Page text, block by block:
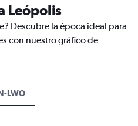
Leópolis
Descubre la época ideal para
con nuestro gráfico de
LWO